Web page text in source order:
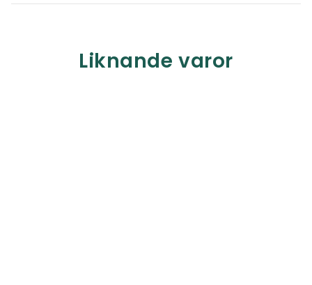
Liknande varor